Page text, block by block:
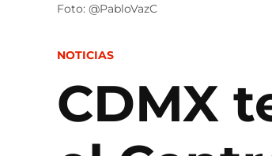
Foto: @PabloVazC
POSTED
NOTICIAS
CDMX